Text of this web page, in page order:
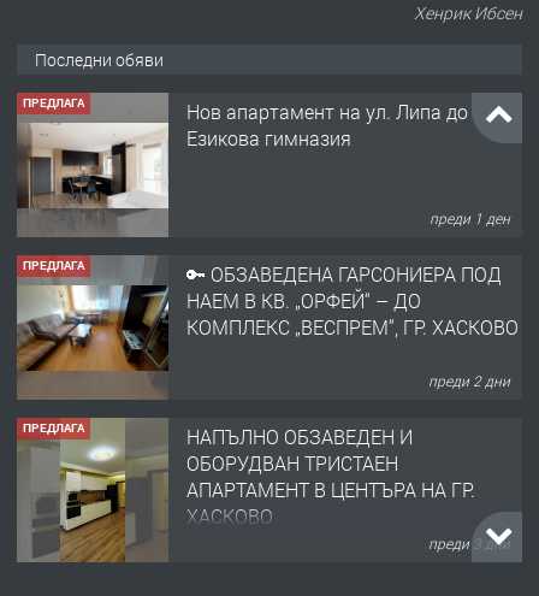
Хенрик Ибсен
Последни обяви
ПРЕДЛАГА
Нов апартамент на ул. Липа до
Езикова гимназия
преди 1 ден
ПРЕДЛАГА
🔑 ОБЗАВЕДЕНА ГАРСОНИЕРА ПОД
НАЕМ В КВ. „ОРФЕЙ“ – ДО
КОМПЛЕКС „ВЕСПРЕМ“, ГР. ХАСКОВО
преди 2 дни
ПРЕДЛАГА
НАПЪЛНО ОБЗАВЕДЕН И
ОБОРУДВАН ТРИСТАЕН
АПАРТАМЕНТ В ЦЕНТЪРА НА ГР.
ХАСКОВО
преди 3 дни